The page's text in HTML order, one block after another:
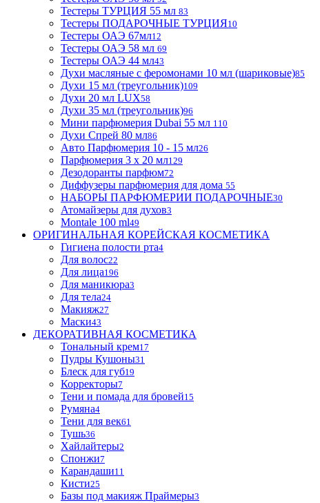
Тестеры ТУРЦИЯ 55 мл 83
Тестеры ПОДАРОЧНЫЕ ТУРЦИЯ10
Тестеры ОАЭ 67мл12
Тестеры ОАЭ 58 мл 69
Тестеры ОАЭ 44 мл43
Духи масляные с феромонами 10 мл (шариковые)85
Духи 15 мл (треугольник)109
Духи 20 мл LUX58
Духи 35 мл (треугольник)96
Мини парфюмерия Dubai 55 мл 110
Духи Спрей 80 мл86
Авто Парфюмерия 10 - 15 мл26
Парфюмерия 3 х 20 мл129
Дезодоранты парфюм72
Диффузеры парфюмерия для дома 55
НАБОРЫ ПАРФЮМЕРИИ ПОДАРОЧНЫЕ30
Атомайзеры для духов3
Montale 100 ml49
ОРИГИНАЛЬНАЯ КОРЕЙСКАЯ КОСМЕТИКА
Гигиена полости рта4
Для волос22
Для лица196
Для маникюра3
Для тела24
Макияж27
Маски43
ДЕКОРАТИВНАЯ КОСМЕТИКА
Тональный крем17
Пудры Кушоны31
Блеск для губ19
Корректоры7
Тени и помада для бровей15
Румяна4
Тени для век61
Тушь36
Хайлайтеры2
Спонжи7
Карандаши11
Кисти25
Базы под макияж Праймеры3